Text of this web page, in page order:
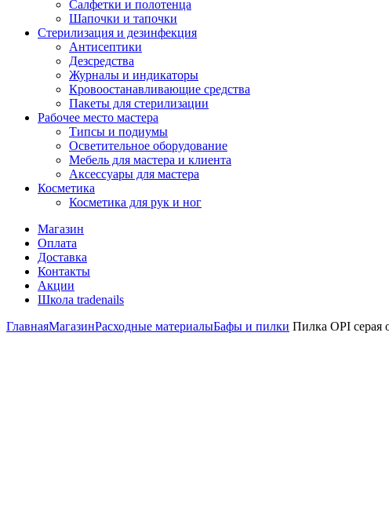
Салфетки и полотенца
Шапочки и тапочки
Стерилизация и дезинфекция
Антисептики
Дезсредства
Журналы и индикаторы
Кровоостанавливающие средства
Пакеты для стерилизации
Рабочее место мастера
Типсы и подиумы
Осветительное оборудование
Мебель для мастера и клиента
Аксессуары для мастера
Косметика
Косметика для рук и ног
Магазин
Оплата
Доставка
Контакты
Акции
Школа tradenails
ГлавнаяМагазинРасходные материалыБафы и пилки Пилка OPI серая